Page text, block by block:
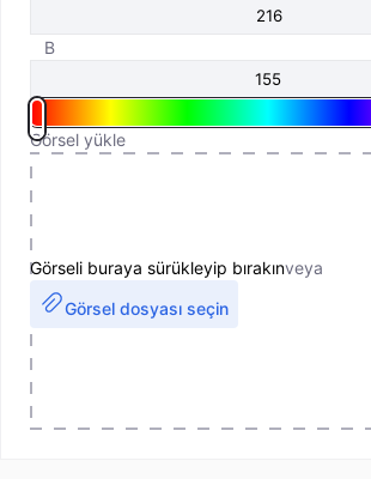
B
Görsel yükle
Görseli buraya sürükleyip bırakınveya
Görsel dosyası seçin